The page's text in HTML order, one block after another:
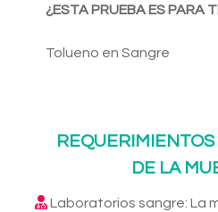
¿ESTA PRUEBA ES PARA
Tolueno en Sangre
DE LA
Laboratorios sangre: La